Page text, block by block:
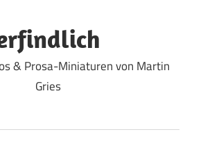
& Prosa-Miniaturen von Martin
Gries